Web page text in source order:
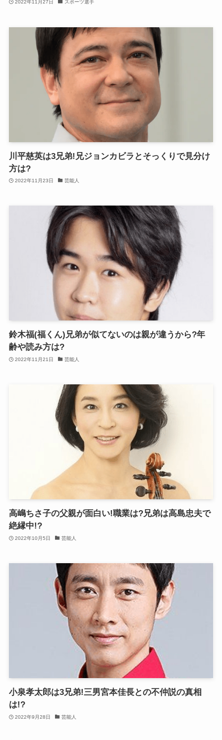
2022年11月27日 スポーツ選手
川平慈英は3兄弟!兄ジョンカビラとそっくりで見分け
方は?
2022年11月23日 芸能人
鈴木福(福くん)兄弟が似てないのは親が違うから?年
齢や読み方は?
2022年11月21日 芸能人
高嶋ちさ子の父親が面白い!職業は?兄弟は高島忠夫で
絶縁中!?
2022年10月5日 芸能人
小泉孝太郎は3兄弟!三男宮本佳長との不仲説の真相
は!?
2022年9月28日 芸能人